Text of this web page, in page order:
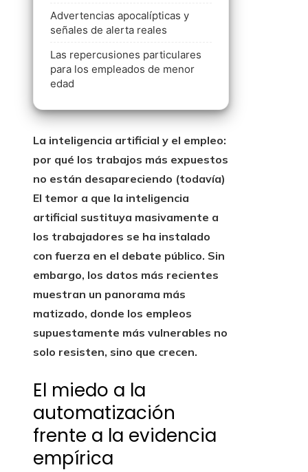
Advertencias apocalípticas y
señales de alerta reales
Las repercusiones particulares
para los empleados de menor
edad
La inteligencia artificial y el empleo:
por qué los trabajos más expuestos
no están desapareciendo (todavía)
El temor a que la inteligencia
artificial sustituya masivamente a
los trabajadores se ha instalado
con fuerza en el debate público. Sin
embargo, los datos más recientes
muestran un panorama más
matizado, donde los empleos
supuestamente más vulnerables no
solo resisten, sino que crecen.
El miedo a la
automatización
frente a la evidencia
empírica